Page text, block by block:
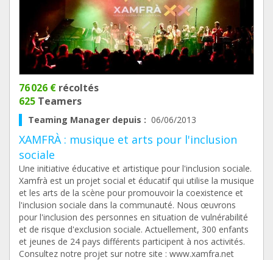
76 026 € récoltés
625 Teamers
Teaming Manager depuis : 06/06/2013
XAMFRÀ : musique et arts pour l'inclusion
sociale
Une initiative éducative et artistique pour l'inclusion sociale.
Xamfrà est un projet social et éducatif qui utilise la musique
et les arts de la scène pour promouvoir la coexistence et
l'inclusion sociale dans la communauté. Nous œuvrons
pour l'inclusion des personnes en situation de vulnérabilité
et de risque d'exclusion sociale. Actuellement, 300 enfants
et jeunes de 24 pays différents participent à nos activités.
Consultez notre projet sur notre site : www.xamfra.net